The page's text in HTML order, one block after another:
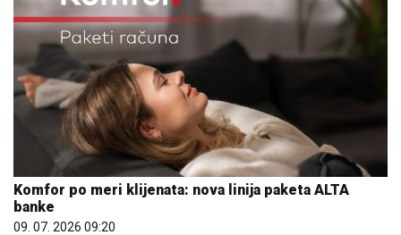
Komfor po meri klijenata: nova linija paketa ALTA
banke
09. 07. 2026 09:20